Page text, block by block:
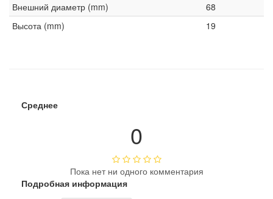
Внешний диаметр (mm)
68
Высота (mm)
19
Среднее
0
Пока нет ни одного комментария
Подробная информация